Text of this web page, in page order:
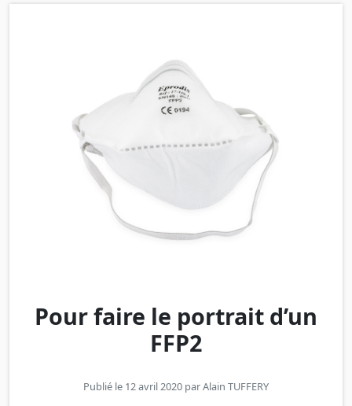
Pour faire le portrait d’un
FFP2
Publié le 12 avril 2020 parAlain TUFFERY